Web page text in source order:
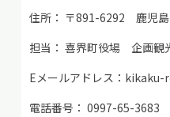
住所： 〒891-6292 鹿児
担当： 喜界町役場 企画観
Eメールアドレス：
電話番号： 0997-65-3683